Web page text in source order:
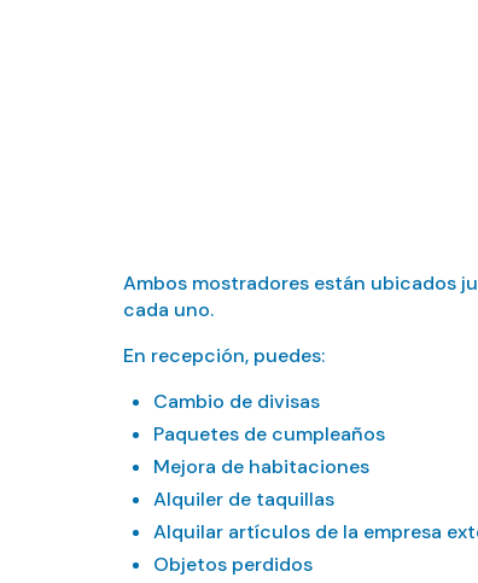
Ambos mostradores están ubicados
cada uno.
En recepción, puedes:
Cambio de divisas
Paquetes de cumpleaños
Mejora de habitaciones
Alquiler de taquillas
Alquilar artículos de la empresa
Objetos perdidos